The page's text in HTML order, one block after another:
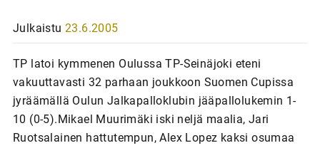
Julkaistu 23.6.2005
TP latoi kymmenen Oulussa TP-Seinäjoki eteni
vakuuttavasti 32 parhaan joukkoon Suomen Cupissa
jyräämällä Oulun Jalkapalloklubin jääpallolukemin 1-
10 (0-5).Mikael Muurimäki iski neljä maalia, Jari
Ruotsalainen hattutempun, Alex Lopez kaksi osumaa